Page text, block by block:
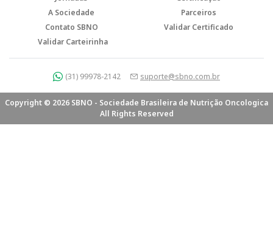
A Sociedade
Parceiros
Contato SBNO
Validar Certificado
Validar Carteirinha
(31) 99978-2142 suporte@sbno.com.br
Copyright © 2026 SBNO - Sociedade Brasileira de Nutrição Oncologica
All Rights Reserved